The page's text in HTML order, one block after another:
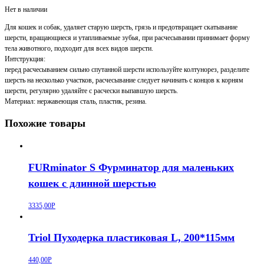
Нет в наличии
Для кошек и собак, удаляет старую шерсть, грязь и предотвращает скатывание
шерсти, вращающиеся и утапливаемые зубья, при расчесывании принимает форму
тела животного, подходит для всех видов шерсти.
Интструкция:
перед расчесыванием сильно спутанной шерсти используйте колтунорез, разделите
шерсть на несколько участков, расчесывание следует начинать с концов к корням
шерсти, регулярно удаляйте с расчески выпавшую шерсть.
Материал: нержавеющая сталь, пластик, резина.
Похожие товары
FURminator S Фурминатор для маленьких
кошек c длинной шерстью
3335,00Р
Triol Пуходерка пластиковая L, 200*115мм
440,00Р